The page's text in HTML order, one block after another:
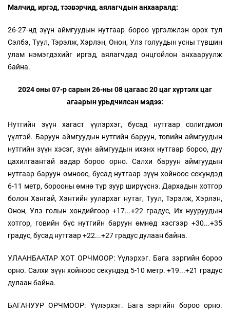
Малчид, иргэд, тээвэрчид, аялагчдын анхааралд:
26-27-нд зүүн аймгуудын нутгаар бороо үргэлжлэн орох тул
Сэлбэ, Туул, Тэрэлж, Хэрлэн, Онон, Улз голуудын усны түвшин
улам нэмэгдэхийг иргэд, аялагчдад онцгойлон анхааруулж
байна.
2024 оны 07-р сарын 26-ны 08 цагаас 20 цаг хүртэлх цаг
агаарын урьдчилсан мэдээ:
Нутгийн зүүн хагаст үүлэрхэг, бусад нутгаар солигдмол
үүлтэй. Баруун аймгуудын нутгийн баруун, төвийн аймгуудын
нутгийн зүүн хэсэг, зүүн аймгуудын ихэнх нутгаар бороо, дуу
цахилгаантай аадар бороо орно. Салхи баруун аймгуудын
нутгаар баруун өмнөөс, бусад нутгаар зүүн хойноос секундэд
6-11 метр, борооны өмнө түр зуур ширүүснэ. Дархадын хотгор
болон Хангай, Хэнтийн уулархаг нутаг, Туул, Тэрэлж, Хэрлэн,
Онон, Улз голын хөндийгөөр +17...+22 градус, Их нууруудын
хотгор, говийн бүс нутгийн баруун өмнөд хэсгээр +30...+35
градус, бусад нутгаар +22...+27 градус дулаан байна.
УЛААНБААТАР ХОТ ОРЧМООР: Үүлэрхэг. Бага зэргийн бороо
орно. Салхи зүүн хойноос секундэд 5-10 метр. +19...+21 градус
дулаан байна.
БАГАНУУР ОРЧМООР: Үүлэрхэг. Бага зэргийн бороо орно.